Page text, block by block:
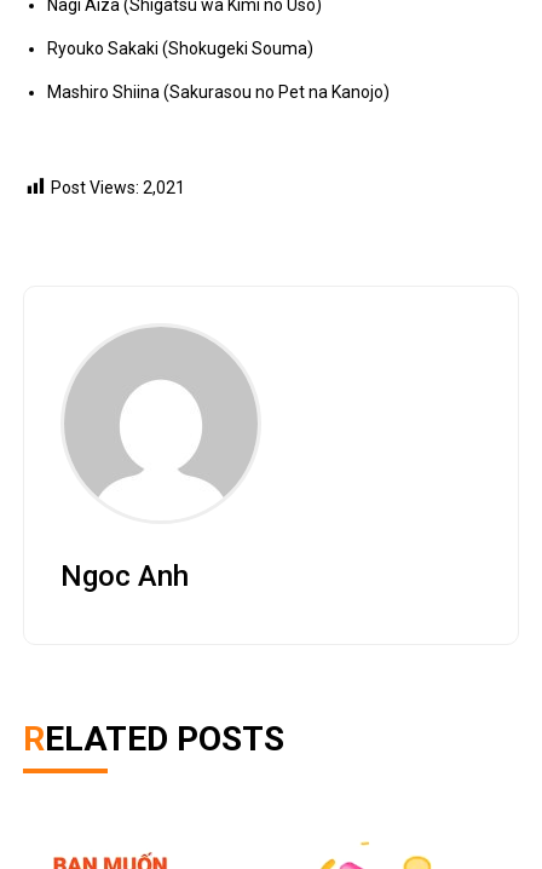
Nagi Aiza (Shigatsu wa Kimi no Uso)
Ryouko Sakaki (Shokugeki Souma)
Mashiro Shiina (Sakurasou no Pet na Kanojo)
Post Views: 2,021
Ngoc Anh
RELATED POSTS